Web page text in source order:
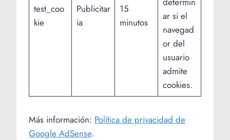
test_coo
kie
Publicitar
ia
15
minutos
ar si el
navegad
or del
usuario
admite
cookies.
Más información: Política de privacidad de
Google AdSense.